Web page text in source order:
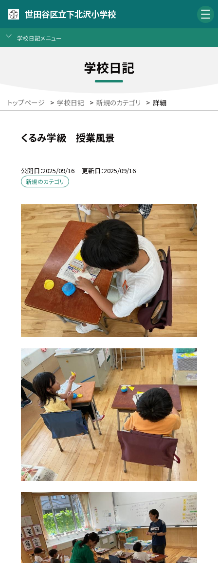
世田谷区立下北沢小学校
学校日記メニュー
学校日記
トップページ > 学校日記 > 新規のカテゴリ > 詳細
くるみ学級 授業風景
公開日 2025/09/16 更新日 2025/09/16
新規のカテゴリ